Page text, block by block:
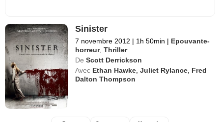
Sinister
7 novembre 2012 | 1h 50min | Epouvante-
horreur,Thriller
De Scott Derrickson
Avec Ethan Hawke ,Juliet Rylance Fred
Dalton Thompson